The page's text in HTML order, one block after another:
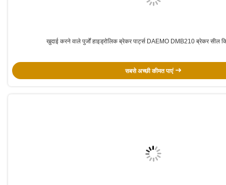
खुदाई करने वाले पुर्जों हाइड्रोलिक ब्रेकर पार्ट्स DAEMO DMB210 ब्रेकर सील
सबसे अच्छी कीमत पाएं